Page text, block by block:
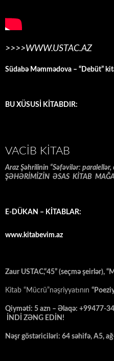
>>>>WWW.USTAC.AZ
Südabə Məmmədova – “Debüt”
BU XÜSUSİ KİTABDIR:
VACIB KITAB
Araz Şəhrilinin “Səfəvilər:
ŞƏHƏRİMİZİN ƏSAS KİTAB
E-DÜKAN – KİTABLAR:
www.kitabevim.az
Zaur USTAC,“45” (seçmə şeirlər),
Kitab “Mücrü”nəşriyyatının
Qiyməti: 5 azn – Əlaqə: +99477-
İNDİ ZƏNG EDİN!
Nəşr göstəriciləri: 64 səhifə, A5,